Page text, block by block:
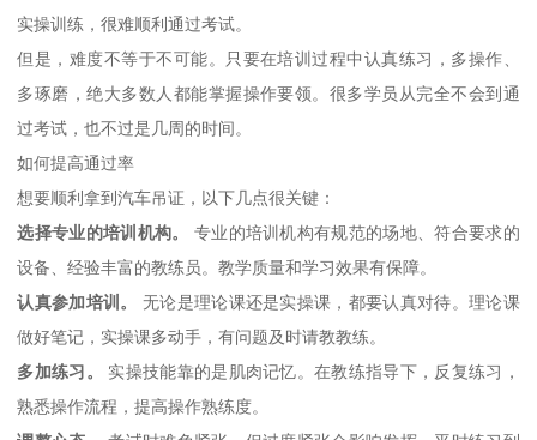
实操训练，很难顺利通过考试。
但是，难度不等于不可能。只要在培训过程中认真练习，多操作、
多琢磨，绝大多数人都能掌握操作要领。很多学员从完全不会到通
过考试，也不过是几周的时间。
如何提高通过率
想要顺利拿到汽车吊证，以下几点很关键：
选择专业的培训机构。
专业的培训机构有规范的场地、符合要求的
设备、经验丰富的教练员。教学质量和学习效果有保障。
认真参加培训。
无论是理论课还是实操课，都要认真对待。理论课
做好笔记，实操课多动手，有问题及时请教教练。
多加练习。
实操技能靠的是肌肉记忆。在教练指导下，反复练习，
熟悉操作流程，提高操作熟练度。